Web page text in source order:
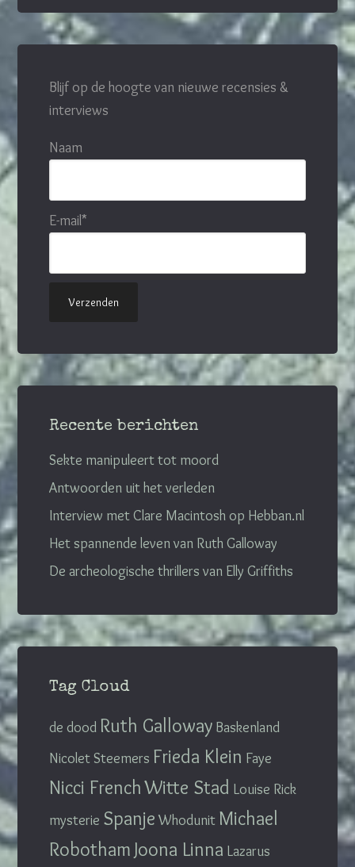
Blijf op de hoogte van nieuwe recensies &
interviews
Naam
E-mail*
Recente berichten
Sekte manipuleert tot moord
Antwoorden uit het verleden
Interview met Clare Macintosh op Hebban.nl
Het spannende leven van Ruth Galloway
De archeologische thrillers van Elly Griffiths
Tag Cloud
de dood Ruth Galloway Baskenland
Nicolet Steemers Frieda Klein Faye
Nicci French Witte Stad Louise Rick
mysterie Spanje Whodunit Michael
Robotham Joona Linna Lazarus